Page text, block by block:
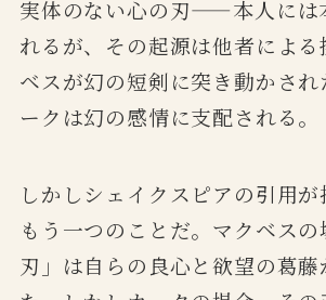
実体のない心の刃——本人には
れるが、その起源は他者による
ベスが幻の短剣に突き動かされ
ークは幻の感情に支配される。
しかしシェイクスピアの引用
もう一つのことだ。マクベス
刃」は自らの良心と欲望の葛